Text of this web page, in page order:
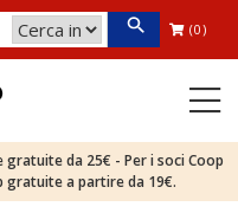
(0)
da 25€ - Per i soci Coop
gratuite a partire da 19€.